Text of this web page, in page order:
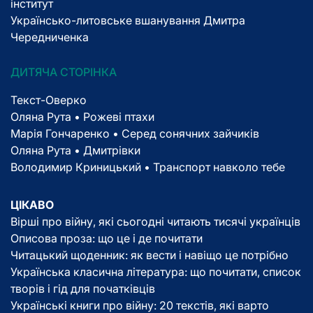
інститут
Українсько-литовське вшанування Дмитра
Чередниченка
ДИТЯЧА СТОРІНКА
Текст-Оверко
Оляна Рута • Рожеві птахи
Марія Гончаренко • Серед сонячних зайчиків
Оляна Рута • Дмитрівки
Володимир Криницький • Транспорт навколо тебе
ЦІКАВО
Вірші про війну, які сьогодні читають тисячі українців
Описова проза: що це і де почитати
Читацький щоденник: як вести і навіщо це потрібно
Українська класична література: що почитати, список
творів і гід для початківців
Українські книги про війну: 20 текстів, які варто